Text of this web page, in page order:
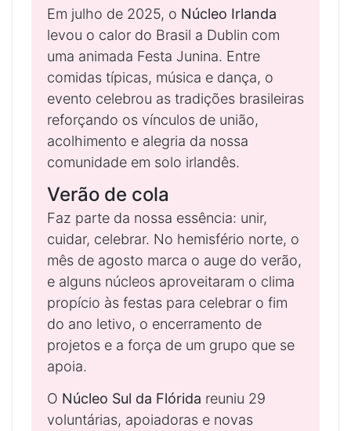
Em julho de 2025, o Núcleo Irlanda
levou o calor do Brasil a Dublin com
uma animada Festa Junina. Entre
comidas típicas, música e dança, o
evento celebrou as tradições brasileiras
reforçando os vínculos de união,
acolhimento e alegria da nossa
comunidade em solo irlandês.
Verão de cola
Faz parte da nossa essência: unir,
cuidar, celebrar. No hemisfério norte, o
mês de agosto marca o auge do verão,
e alguns núcleos aproveitaram o clima
propício às festas para celebrar o fim
do ano letivo, o encerramento de
projetos e a força de um grupo que se
apoia.
O Núcleo Sul da Flórida reuniu 29
voluntárias, apoiadoras e novas